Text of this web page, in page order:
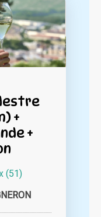
+
+
(51)